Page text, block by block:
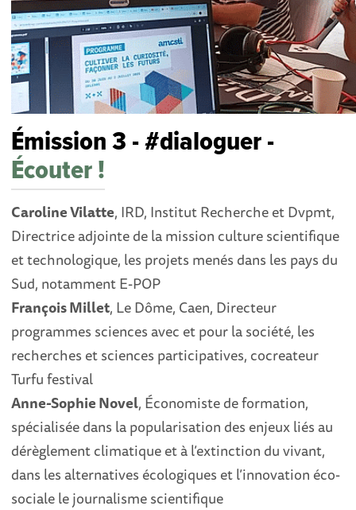
Émission 3 - #dialoguer -
Écouter !
Caroline Vilatte, IRD, Institut Recherche et Dvpmt,
Directrice adjointe de la mission culture scientifique
et technologique, les projets menés dans les pays du
Sud, notamment E-POP
François Millet, Le Dôme, Caen, Directeur
programmes sciences avec et pour la société, les
recherches et sciences participatives, cocreateur
Turfu festival
Anne-Sophie Novel, Économiste de formation,
spécialisée dans la popularisation des enjeux liés au
dérèglement climatique et à l’extinction du vivant,
dans les alternatives écologiques et l’innovation éco-
sociale le journalisme scientifique